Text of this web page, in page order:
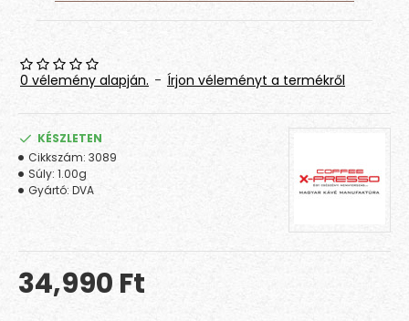
0 vélemény alapján. - Írjon véleményt a termékről
34,990 Ft
KÉSZLETEN
Cikkszám: 3089
Súly: 1.00g
Gyártó: DVA